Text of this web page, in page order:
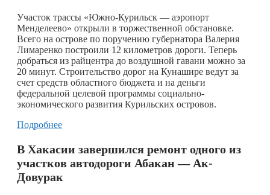
Участок трассы «Южно-Курильск — аэропорт
Менделеево» открыли в торжественной обстановке.
Всего на острове по поручению губернатора Валерия
Лимаренко построили 12 километров дороги. Теперь
добраться из райцентра до воздушной гавани можно за
20 минут. Строительство дорог на Кунашире ведут за
счет средств областного бюджета и на деньги
федеральной целевой программы социально-
экономического развития Курильских островов.
Подробнее
В Хакасии завершился ремонт одного из
участков автодороги Абакан — Ак-
Довурак